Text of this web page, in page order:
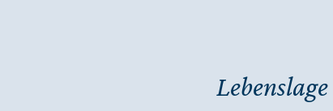
Lebenslage